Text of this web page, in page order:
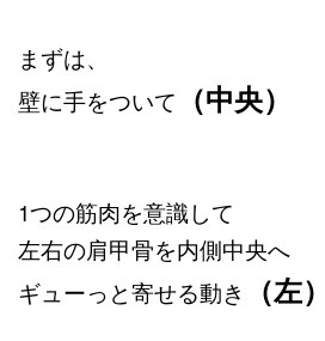
まずは、
壁に手をついて
（中央）
1つの筋肉を意識して
左右の肩甲骨を内側中央へ
ギューっと寄せる動き
（左）